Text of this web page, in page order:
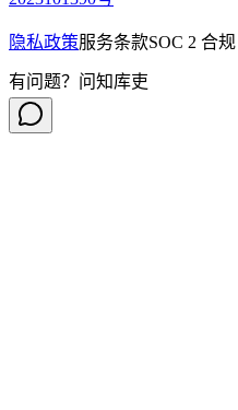
隐私政策服务条款SOC 2 合规
有问题？问知库吏